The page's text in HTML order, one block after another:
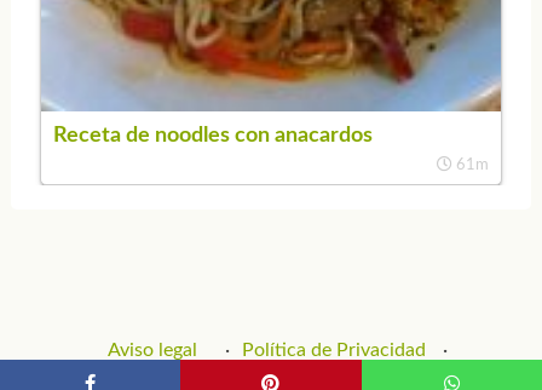
Receta de noodles con anacardos
61m
Aviso legal
Política de Privacidad
Política de Cookies
Contacto y Publicidad